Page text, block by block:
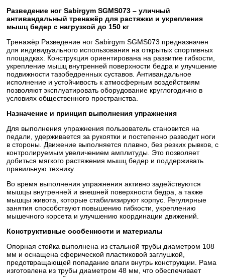
Разведение ног Sabirgym SGMS073 – уличный
антивандальный тренажёр для растяжки и укрепления
мышц бедер с нагрузкой до 150 кг
Тренажёр Разведение ног Sabirgym SGMS073 предназначен
для индивидуального использования на открытых спортивных
площадках. Конструкция ориентирована на развитие гибкости,
укрепление мышц внутренней поверхности бедра и улучшение
подвижности тазобедренных суставов. Антивандальное
исполнение и устойчивость к атмосферным воздействиям
позволяют эксплуатировать оборудование круглогодично в
условиях общественного пространства.
Назначение и принцип выполнения упражнения
Для выполнения упражнения пользователь становится на
педали, удерживается за рукоятки и постепенно разводит ноги
в стороны. Движение выполняется плавно, без резких рывков, с
контролируемым увеличением амплитуды. Это позволяет
добиться мягкого растяжения мышц бедер и поддерживать
правильную технику.
Во время выполнения упражнения активно задействуются
мышцы внутренней и внешней поверхности бедра, а также
мышцы живота, которые стабилизируют корпус. Регулярные
занятия способствуют повышению гибкости, укреплению
мышечного корсета и улучшению координации движений.
Конструктивные особенности и материалы
Опорная стойка выполнена из стальной трубы диаметром 108
мм и оснащена сферической пластиковой заглушкой,
предотвращающей попадание влаги внутрь конструкции. Рама
изготовлена из трубы диаметром 48 мм, что обеспечивает